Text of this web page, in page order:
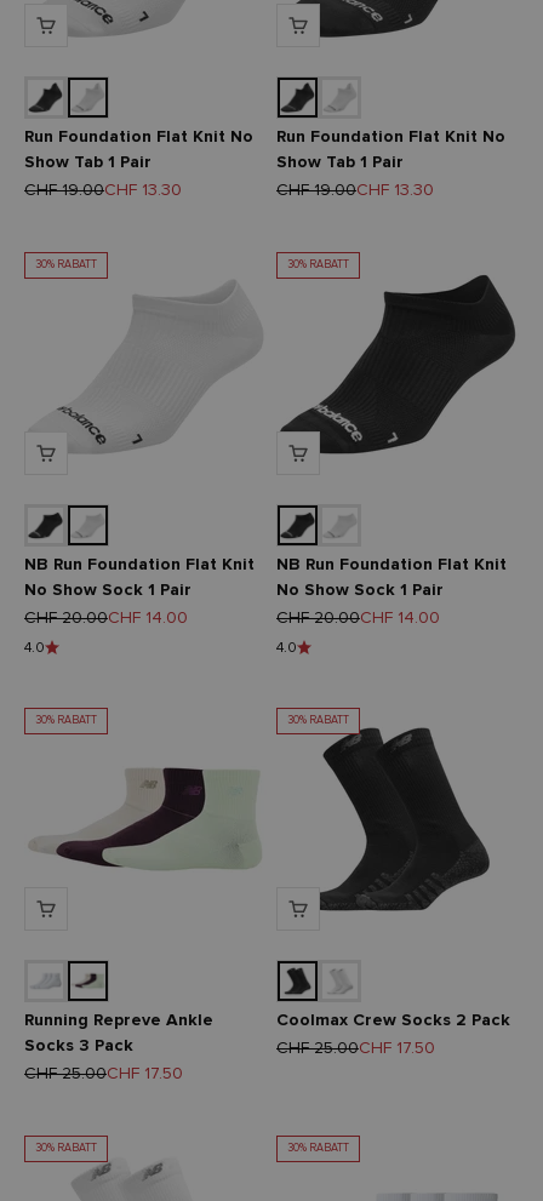
Run Foundation Flat Knit No
Show Tab 1 Pair
Regulärer Preis
CHF 19.00Angebot
CHF 13.30
Run Foundation Flat Knit No
Show Tab 1 Pair
Regulärer Preis
CHF 19.00Angebot
CHF 13.30
30% RABATT
NB Run Foundation Flat Knit
No Show Sock 1 Pair
Regulärer Preis
CHF 20.00Angebot
CHF 14.00
4.0
30% RABATT
NB Run Foundation Flat Knit
No Show Sock 1 Pair
Regulärer Preis
CHF 20.00Angebot
CHF 14.00
4.0
30% RABATT
Running Repreve Ankle
Socks 3 Pack
Regulärer Preis
CHF 25.00Angebot
CHF 17.50
30% RABATT
Coolmax Crew Socks 2 Pack
Regulärer Preis
CHF 25.00Angebot
CHF 17.50
30% RABATT 30% RABATT